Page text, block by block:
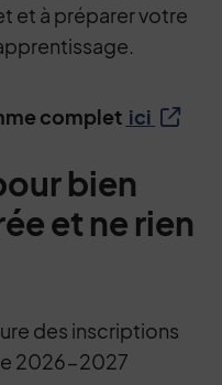
et à préparer votre
complet ici
bien
et ne rien
des inscriptions
2026-2027